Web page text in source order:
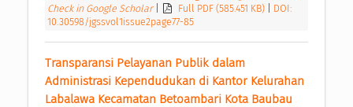
Check in Google Scholar
Full PDF (585.451 KB)
DOI:
10.30598/jgssvol1issue2page77-85
Transparansi Pelayanan Publik dalam
Administrasi Kependudukan di Kantor Kelurahan
Labalawa Kecamatan Betoambari Kota Baubau